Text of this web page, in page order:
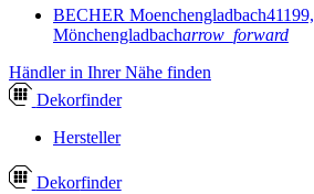
BECHER Moenchengladbach41199,
Mönchengladbacharrow_forward
Händler in Ihrer Nähe finden
Dekorfinder
Hersteller
Dekorfinder